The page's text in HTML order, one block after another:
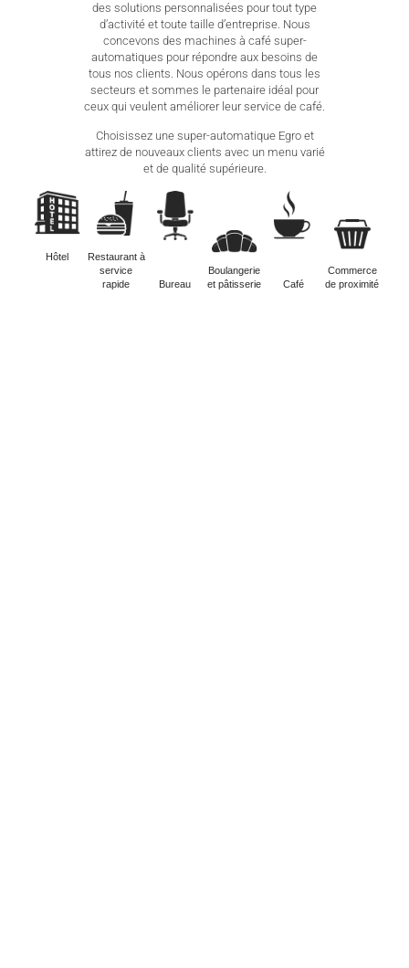
des solutions personnalisées pour tout type
d’activité et toute taille d’entreprise. Nous
concevons des machines à café super-
automatiques pour répondre aux besoins de
tous nos clients. Nous opérons dans tous les
secteurs et sommes le partenaire idéal pour
ceux qui veulent améliorer leur service de café.
Choisissez une super-automatique Egro et
attirez de nouveaux clients avec un menu varié
et de qualité supérieure.
Hôtel
Restaurant à
service
rapide
Bureau
Boulangerie
et pâtisserie
Café
Commerce
de proximité